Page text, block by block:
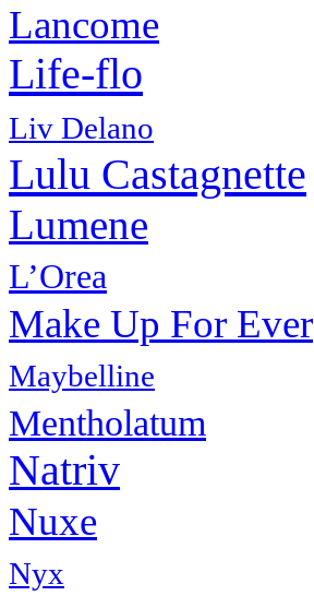
Lancome
Life-flo
Liv Delano
Lulu Castagnette
Lumene
L’Orea
Make Up For Ever
Maybelline
Mentholatum
Natriv
Nuxe
Nyx